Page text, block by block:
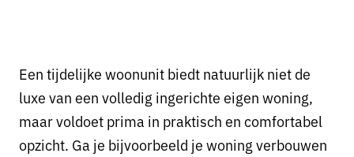
Een tijdelijke woonunit biedt natuurlijk niet de
luxe van een volledig ingerichte eigen woning,
maar voldoet prima in praktisch en comfortabel
opzicht. Ga je bijvoorbeeld je woning verbouwen